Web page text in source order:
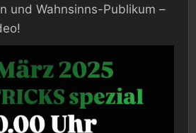
und Wahnsinns-Publikum –